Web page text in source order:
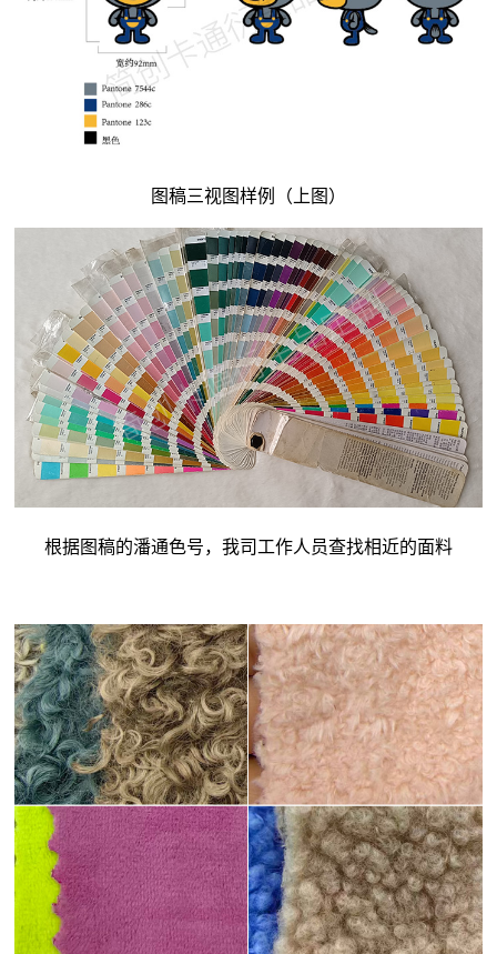
图稿三视图样例（上图）
根据图稿的潘通色号，我司工作人员查找相近的面料